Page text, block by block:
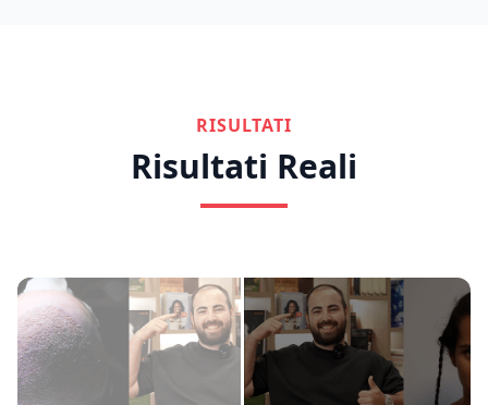
RISULTATI
Risultati Reali